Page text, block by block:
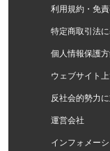
利用規約・免
特定商取引法
個人情報保護
ウェブサイト
反社会的勢力
運営会社
インフォメー